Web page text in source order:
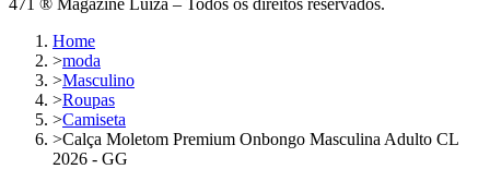
Home
>moda
>Masculino
>Roupas
>Camiseta
>Calça Moletom Premium Onbongo Masculina Adulto CL
2026 - GG